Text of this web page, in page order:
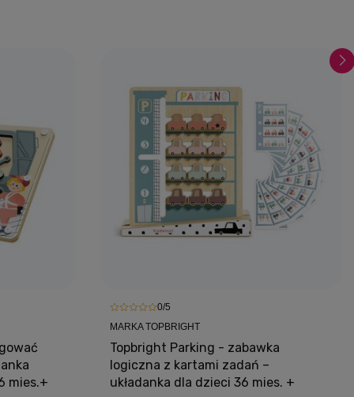
mies.+
0/5
MARKA TOPBRIGHT
Topbright Parking - zabawka
logiczna z kartami zadań –
układanka dla dzieci 36 mies. +